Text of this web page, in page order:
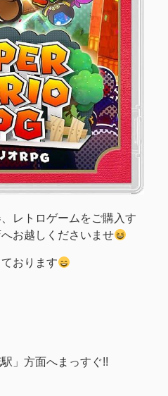
レトロゲームをご購入す
お越しくださいませ
おります
」方面へまっすぐ!!